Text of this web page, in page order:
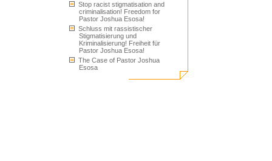
Stop racist stigmatisation and
criminalisation! Freedom for
Pastor Joshua Esosa!
Schluss mit rassistischer
Stigmatisierung und
Kriminalisierung! Freiheit für
Pastor Joshua Esosa!
The Case of Pastor Joshua
Esosa